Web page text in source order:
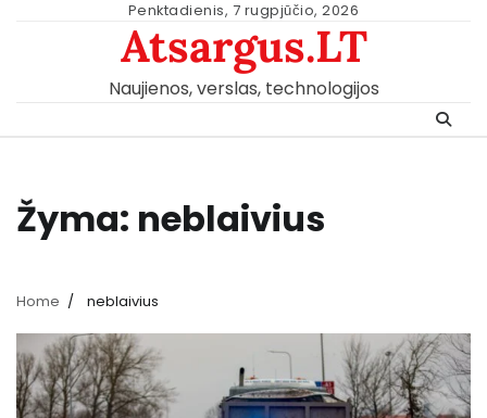
Penktadienis, 7 rugpjūčio, 2026
Atsargus.LT
Naujienos, verslas, technologijos
Žyma: neblaivius
Home neblaivius